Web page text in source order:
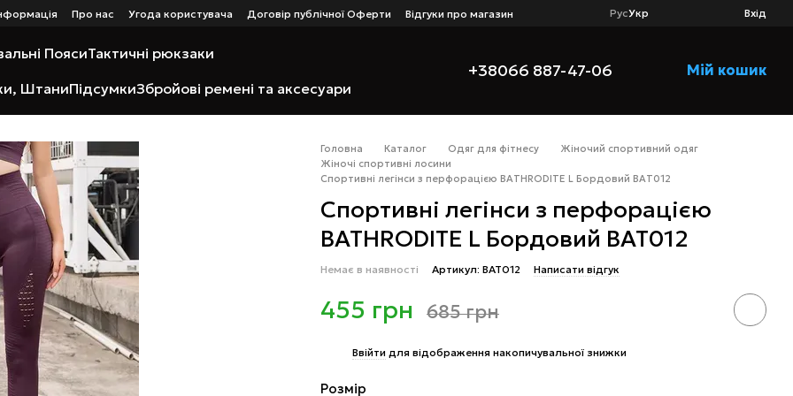
Про нас Угода користувача Договір публічної Оферти
Відгуки про магазин
РусУкр Вхід
ПоясиТактичні рюкзаки
ШтаниПідсумкиЗбройові ремені та аксесуари
+38066 887-47-06 Мій кошик
Головна Каталог Одяг для фітнесу
Жіночий спортивний одяг
Жіночі спортивні лосини
Спортивні легінси з перфорацією BATHRODITE L Бордовий BAT012
Спортивні легінси з перфорацією
BATHRODITE L Бордовий BAT012
Немає в наявності Артикул: BAT012 Написати відгук
455 грн 685 грн
Ввійти для відображення накопичувальної знижки
Розмір